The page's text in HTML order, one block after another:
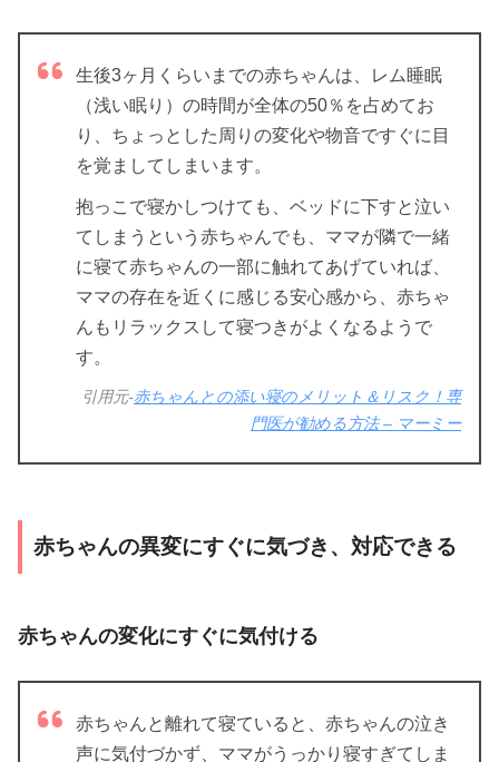
生後3ヶ月くらいまでの赤ちゃんは、レム睡眠
（浅い眠り）の時間が全体の50％を占めてお
り、ちょっとした周りの変化や物音ですぐに目
を覚ましてしまいます。
抱っこで寝かしつけても、ベッドに下すと泣い
てしまうという赤ちゃんでも、ママが隣で一緒
に寝て赤ちゃんの一部に触れてあげていれば、
ママの存在を近くに感じる安心感から、赤ちゃ
んもリラックスして寝つきがよくなるようで
す。
引用元-赤ちゃんとの添い寝のメリット＆リスク！専
門医が勧める方法 – マーミー
赤ちゃんの異変にすぐに気づき、対応できる
赤ちゃんの変化にすぐに気付ける
赤ちゃんと離れて寝ていると、赤ちゃんの泣き
声に気付づかず、ママがうっかり寝すぎてしま